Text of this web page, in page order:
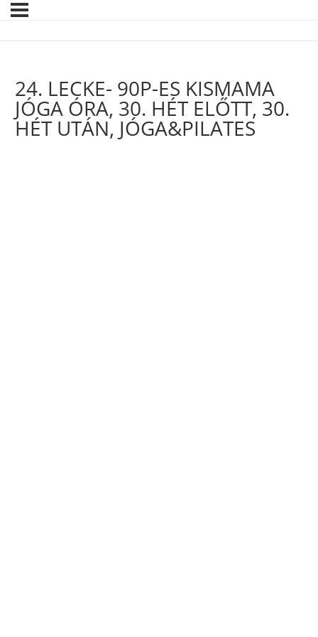
24. LECKE- 90P-ES KISMAMA
JÓGA ÓRA, 30. HÉT ELŐTT, 30.
HÉT UTÁN, JÓGA&PILATES